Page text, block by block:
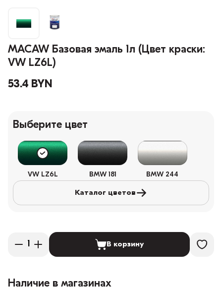
MACAW Базовая эмаль 1л (Цвет краски:
VW LZ6L)
53.4 BYN
Выберите цвет
VW LZ6L BMW 181 BMW 244
Каталог цветов
В корзину
Наличие в магазинах